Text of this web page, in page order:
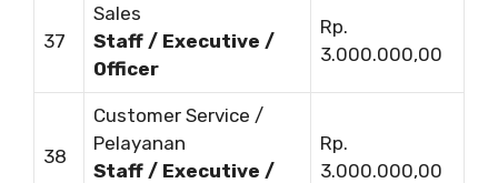
37
Sales
Staff / Executive /
Officer
Rp.
3.000.000,00
38
Customer Service /
Pelayanan
Staff / Executive /
Rp.
3.000.000,00